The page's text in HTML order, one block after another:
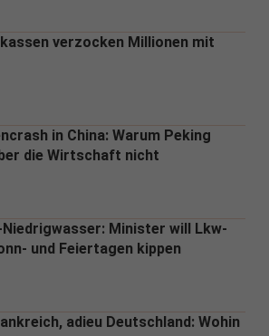
verzocken Millionen mit
in China: Warum Peking
die Wirtschaft nicht
Niedrigwasser: Minister will Lkw-
und Feiertagen kippen
adieu Deutschland: Wohin